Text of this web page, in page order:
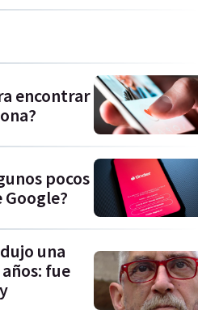
encontrar
pocos
una
fue